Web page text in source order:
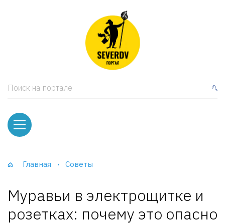
Поиск на портале
Главная Советы
Муравьи в электрощитке и
розетках: почему это опасно
и тумбы